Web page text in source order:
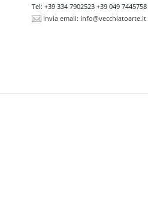
Tel: +39 334 7902523 +39 049 7445758
Invia email: info@vecchiatoarte.it